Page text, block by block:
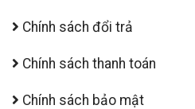
Chính sách đổi trả
Chính sách thanh toán
Chính sách bảo mật